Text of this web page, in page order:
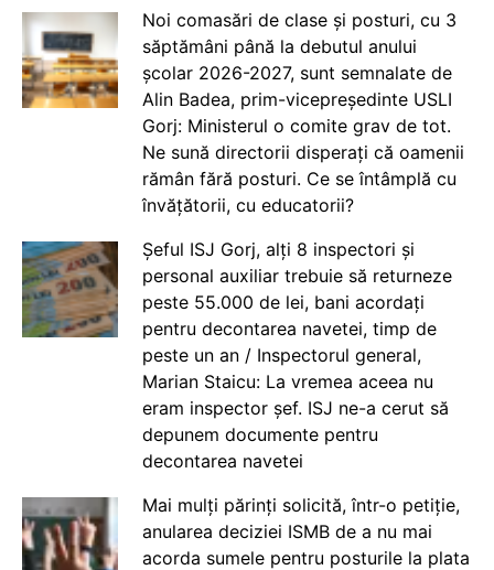
Noi comasări de clase și posturi, cu 3
săptămâni până la debutul anului
școlar 2026-2027, sunt semnalate de
Alin Badea, prim-vicepreședinte USLI
Gorj: Ministerul o comite grav de tot.
Ne sună directorii disperați că oamenii
rămân fără posturi. Ce se întâmplă cu
învățătorii, cu educatorii?
Șeful ISJ Gorj, alți 8 inspectori și
personal auxiliar trebuie să returneze
peste 55.000 de lei, bani acordați
pentru decontarea navetei, timp de
peste un an / Inspectorul general,
Marian Staicu: La vremea aceea nu
eram inspector șef. ISJ ne-a cerut să
depunem documente pentru
decontarea navetei
Mai mulți părinți solicită, într-o petiție,
anularea deciziei ISMB de a nu mai
acorda sumele pentru posturile la plata